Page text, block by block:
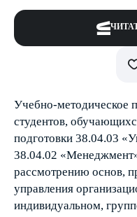
Учебно-методическое
студентов,
подготовки 38.04.03
38.04.02
рассмотрению основ,
управления
индивидуальном,